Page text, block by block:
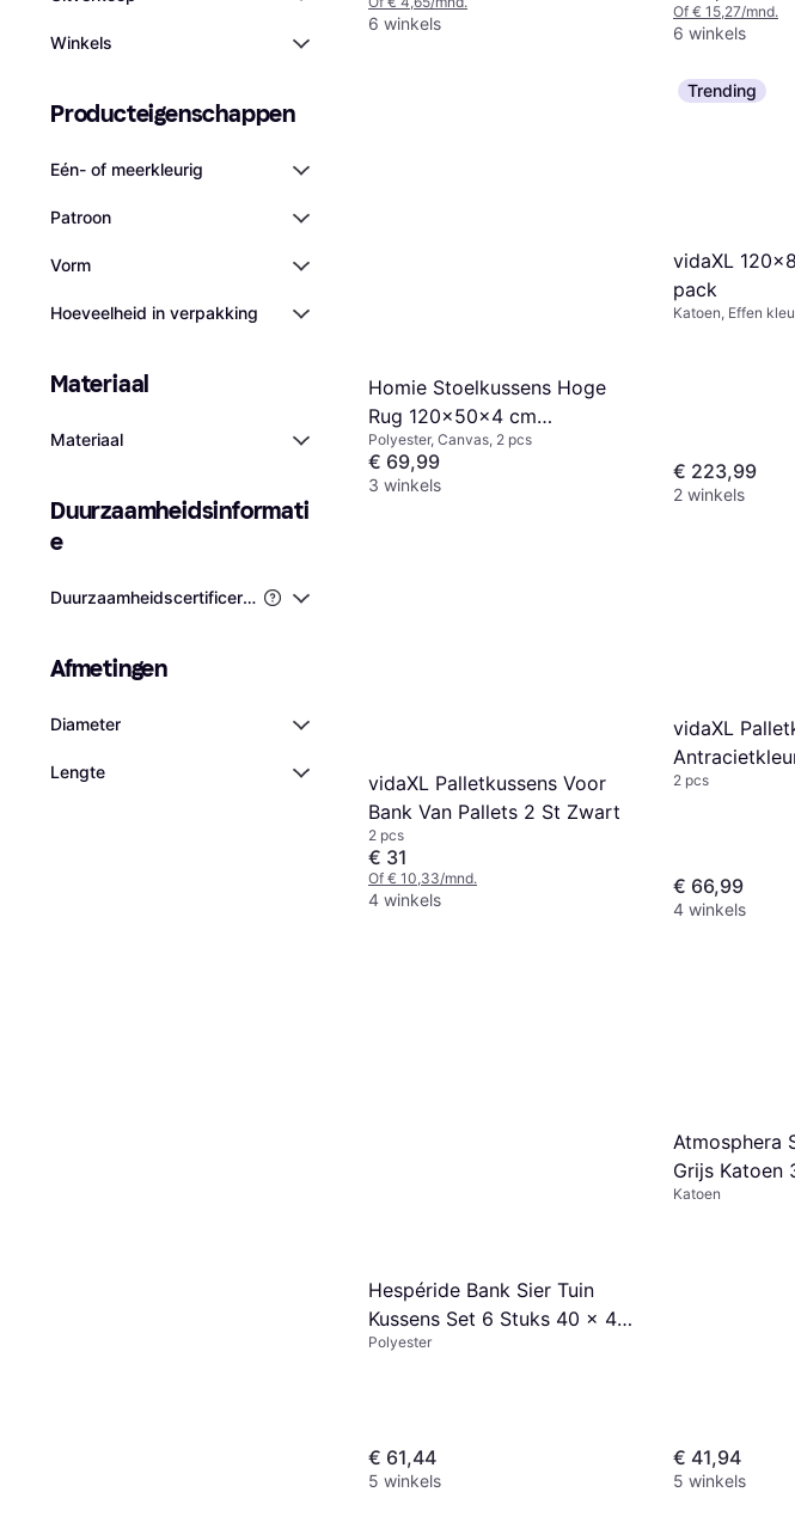
Winkels
Producteigenschappen
Eén- of meerkleurig
Patroon
Vorm
Hoeveelheid in verpakking
Materiaal
Materiaal
Duurzaamheidsinformati
e
Duurzaamheidscertificeringen van Derden
Afmetingen
Diameter
Lengte
6 winkels
Of € 15,27/mnd.
6 winkels
Homie Stoelkussens Hoge
Rug 120x50x4 cm
Gemêleerd Beige
Polyester, Canvas, 2 pcs
€ 69,99
3 winkels
Trending
vidaXL
pack
Katoen, Effen
€ 223,99
2 winkels
vidaXL Palletkussens Voor
Bank Van Pallets 2 St Zwart
2 pcs
€ 31
Of € 10,33/mnd.
4 winkels
vidaXL
2 pcs
€ 66,99
4 winkels
Hespéride Bank Sier Tuin
Kussens Set 6 Stuks 40 x 40
cm
Polyester
€ 61,44
5 winkels
Atmosphera
Grijs Katoen
Katoen
€ 41,94
5 winkels